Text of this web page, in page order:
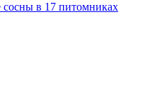
в 17 питомниках